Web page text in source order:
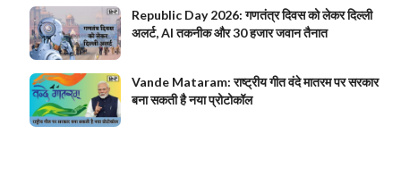
Republic Day 2026: गणतंत्र दिवस को लेकर दिल्ली
अलर्ट, AI तकनीक और 30 हजार जवान तैनात
Vande Mataram: राष्ट्रीय गीत वंदे मातरम पर सरकार
बना सकती है नया प्रोटोकॉल